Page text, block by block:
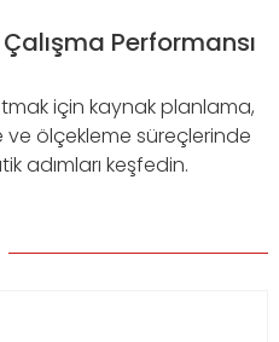
Performansı
için kaynak planlama,
ve ölçekleme süreçlerinde
adımları keşfedin.